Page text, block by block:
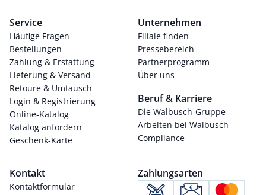
Service
Häufige Fragen
Bestellungen
Zahlung & Erstattung
Lieferung & Versand
Retoure & Umtausch
Login & Registrierung
Online-Katalog
Katalog anfordern
Geschenk-Karte
Unternehmen
Filiale finden
Pressebereich
Partnerprogramm
Über uns
Beruf & Karriere
Die Walbusch-Gruppe
Arbeiten bei Walbusch
Compliance
Kontakt
Kontaktformular
Zahlungsarten